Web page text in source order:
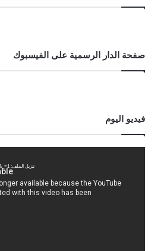
صفحة الدار الرسمية على الفيسبوك
فيديو اليوم
تنزيل الملف: https://www.youtube.com/watch?v=FJdj7tk_7jI&_=1